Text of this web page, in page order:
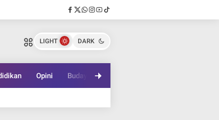
LIGHT DARK
Opini Budaya